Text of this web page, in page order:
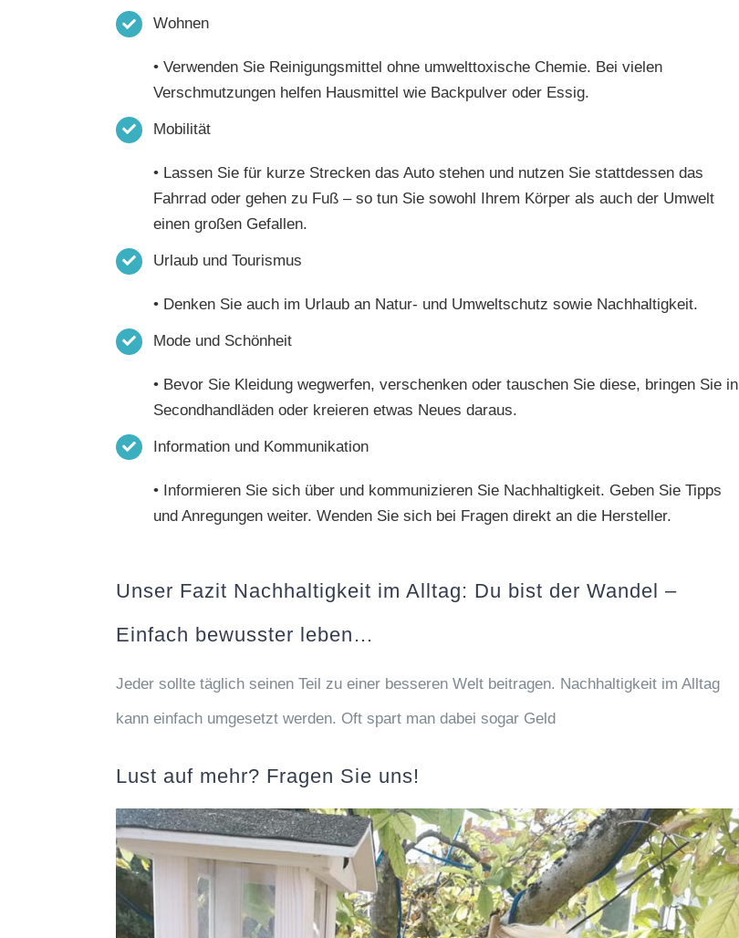
Wohnen
• Verwenden Sie Reinigungsmittel ohne umwelttoxische Chemie. Bei vielen
Verschmutzungen helfen Hausmittel wie Backpulver oder Essig.
Mobilität
• Lassen Sie für kurze Strecken das Auto stehen und nutzen Sie stattdessen das
Fahrrad oder gehen zu Fuß – so tun Sie sowohl Ihrem Körper als auch der Umwelt
einen großen Gefallen.
Urlaub und Tourismus
• Denken Sie auch im Urlaub an Natur- und Umweltschutz sowie Nachhaltigkeit.
Mode und Schönheit
• Bevor Sie Kleidung wegwerfen, verschenken oder tauschen Sie diese, bringen Sie in
Secondhandläden oder kreieren etwas Neues daraus.
Information und Kommunikation
• Informieren Sie sich über und kommunizieren Sie Nachhaltigkeit. Geben Sie Tipps
und Anregungen weiter. Wenden Sie sich bei Fragen direkt an die Hersteller.
Unser Fazit Nachhaltigkeit im Alltag: Du bist der Wandel –
Einfach bewusster leben…
Jeder sollte täglich seinen Teil zu einer besseren Welt beitragen. Nachhaltigkeit im Alltag
kann einfach umgesetzt werden. Oft spart man dabei sogar Geld
Lust auf mehr? Fragen Sie uns!